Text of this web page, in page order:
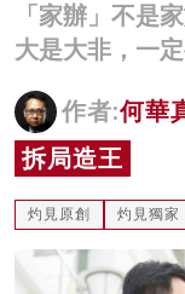
商業
科技
影片
關於我們
「家辦」不是
大是大非，一定
作者:何華
拆局造王
灼見原創 灼見獨家